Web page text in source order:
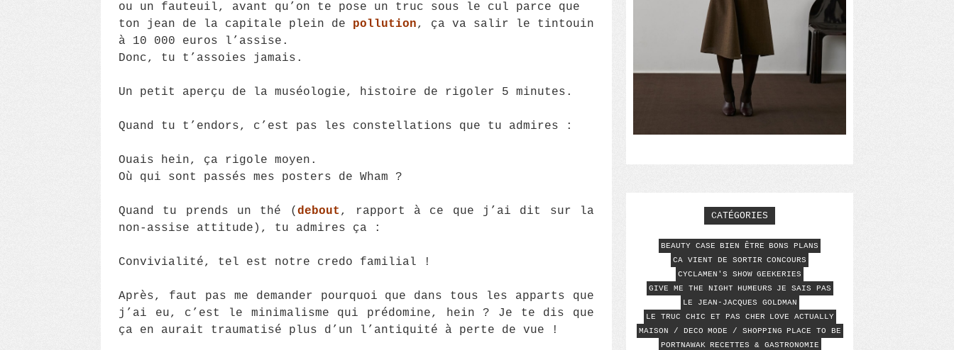
ou un fauteuil, avant qu’on te pose un truc sous le cul parce que
ton jean de la capitale plein de pollution, ça va salir le tintouin
à 10 000 euros l’assise.
Donc, tu t’assoies jamais.
Un petit aperçu de la muséologie, histoire de rigoler 5 minutes.
Quand tu t’endors, c’est pas les constellations que tu admires :
Ouais hein, ça rigole moyen.
Où qui sont passés mes posters de Wham ?
Quand tu prends un thé ( debout , rapport à ce que j’ai dit sur la
non-assise attitude), tu admires ça :
Convivialité, tel est notre credo familial !
Après, faut pas me demander pourquoi que dans tous les apparts que
j’ai eu, c’est le minimalisme qui prédomine, hein ? Je te dis que
ça en aurait traumatisé plus d’un l’antiquité à perte de vue !
CATÉGORIES
BEAUTY CASE BIEN ÊTRE BONS PLANS
CA VIENT DE SORTIR CONCOURS
CYCLAMEN'S SHOW GEEKERIES
GIVE ME THE NIGHT HUMEURS
JE SAIS PAS
LE JEAN-JACQUES GOLDMAN
LE TRUC CHIC ET PAS CHER
LOVE ACTUALLY
MAISON / DECO MODE / SHOPPING PLACE TO BE
PORTNAWAK RECETTES & GASTRONOMIE